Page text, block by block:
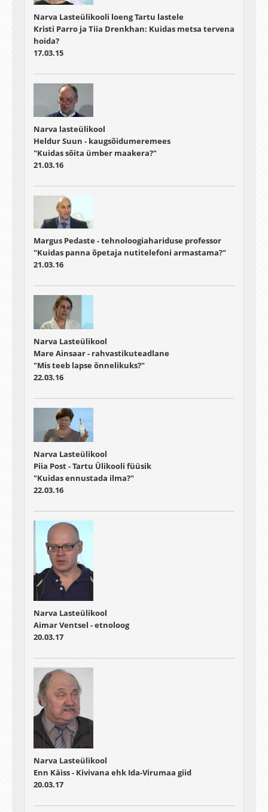
Narva Lasteülikooli loeng Tartu lastele
Kristi Parro ja Tiia Drenkhan: Kuidas metsa tervena
hoida?
17.03.15
Narva lasteülikool
Heldur Suun - kaugsõidumeremees
"Kuidas sõita ümber maakera?"
21.03.16
Margus Pedaste - tehnoloogiahariduse professor
"Kuidas panna õpetaja nutitelefoni armastama?"
21.03.16
Narva Lasteülikool
Mare Ainsaar - rahvastikuteadlane
"Mis teeb lapse õnnelikuks?"
22.03.16
Narva Lasteülikool
Piia Post - Tartu Ülikooli füüsik
"Kuidas ennustada ilma?"
22.03.16
Narva Lasteülikool
Aimar Ventsel - etnoloog
20.03.17
Narva Lasteülikool
Enn Käiss - Kivivana ehk Ida-Virumaa giid
20.03.17